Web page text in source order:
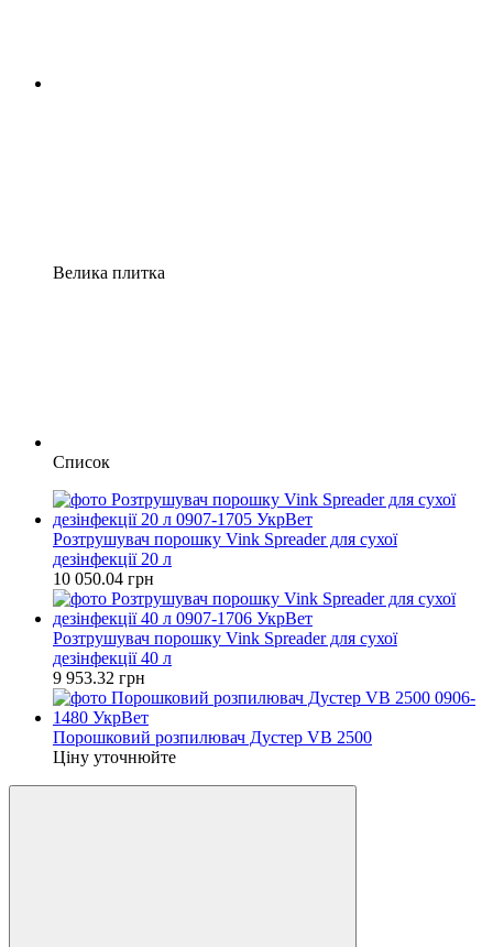
Велика плитка
Список
Розтрушувач порошку Vink Spreader для сухої
дезінфекції 20 л
10 050.04 грн
Розтрушувач порошку Vink Spreader для сухої
дезінфекції 40 л
9 953.32 грн
Порошковий розпилювач Дустер VB 2500
Ціну уточнюйте